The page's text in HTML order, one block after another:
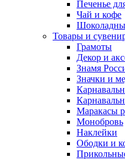
Печенье
Чай и кофе
Товары и
Грамоты
Декор и
Знамя
Значки и
Маракасы
Монобровь
Наклейки
Ободки и